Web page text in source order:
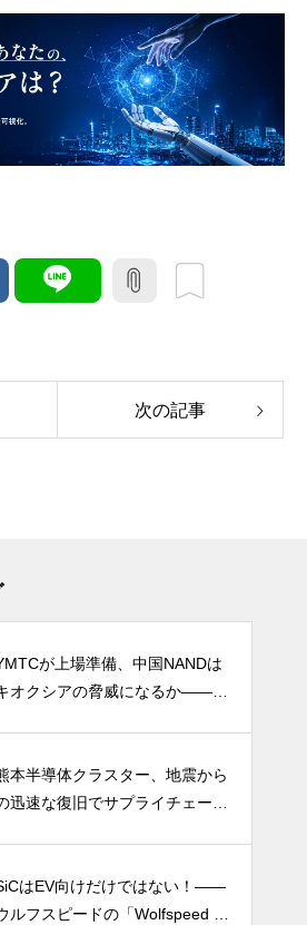
次の記事
が上場準備、中国NANDは
オクシアの脅威になるか――AI
本半導体クラスター、地震から
迅速な復旧でサプライチェーン
はEV向けだけではない！――
ルフスピードの「Wolfspeed G